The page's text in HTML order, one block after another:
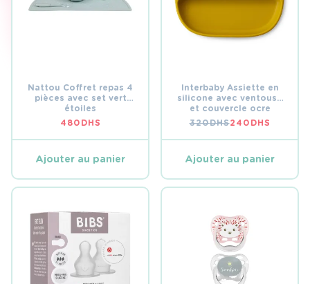
Nattou Coffret repas 4
pièces avec set vert
étoiles
480 DHS
Ajouter au panier
Interbaby Assiette en
silicone avec ventouse
et couvercle ocre
320DHSLE
PRIX
ÉTAIT :
240 DHS
LE
PRIX
EST :
Ajouter au panier